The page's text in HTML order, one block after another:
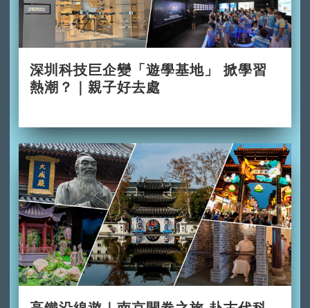
深圳科技巨企變「遊學基地」 掀學習
熱潮？｜親子好去處